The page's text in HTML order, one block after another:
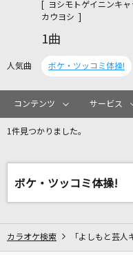
カラ
リアルタイ
メランコリーキッチン
米津玄師
[生音]桜
[ ヨシモトゲイニンキ
カウヨシ ]
1曲
人気曲 ボケ・ツッコミ体操!
コンテンツ サービス
1件見つかりました。
ボケ・ツッコミ体操!
カラオケ検索 「よしもと芸